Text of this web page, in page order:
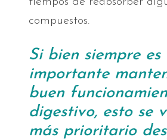
compuestos.
Si bien siempre es
importante
buen
digestivo, esto se
más prioritario